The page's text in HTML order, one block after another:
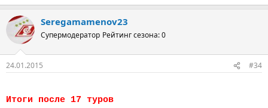
Seregamamenov23
Супермодератор Рейтинг сезона: 0
24.01.2015 #34
Итоги после 17 туров